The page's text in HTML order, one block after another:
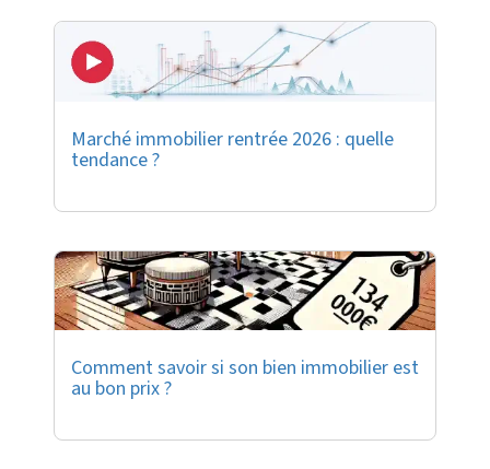
Marché immobilier rentrée 2026 : quelle
tendance ?
Comment savoir si son bien immobilier est
au bon prix ?